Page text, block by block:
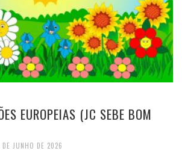
EUROPEIAS (JC SEBE BOM
DE JUNHO DE 2026